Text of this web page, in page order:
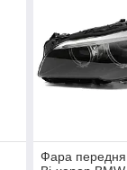
Фара передня